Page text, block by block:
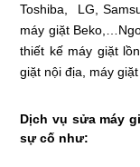
Toshiba, LG,
máy giặt
thiết kế máy giặt
giặt nội địa, máy
Dịch vụ sửa máy
sự cố như: